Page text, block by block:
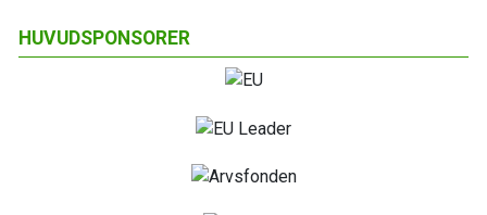
HUVUDSPONSORER